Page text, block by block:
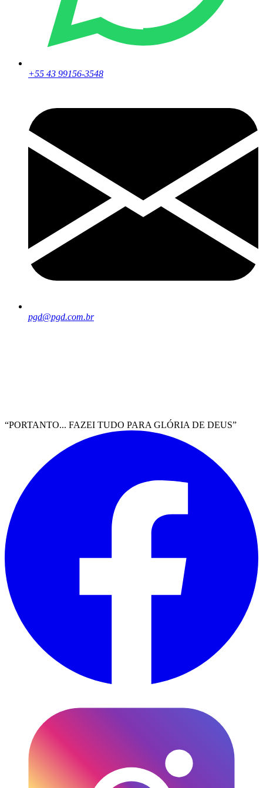
+55 43 99156-3548
pgd@pgd.com.br
“PORTANTO... FAZEI TUDO PARA GLÓRIA DE DEUS”